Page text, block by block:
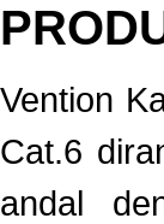
Vention
Cat.6
andal